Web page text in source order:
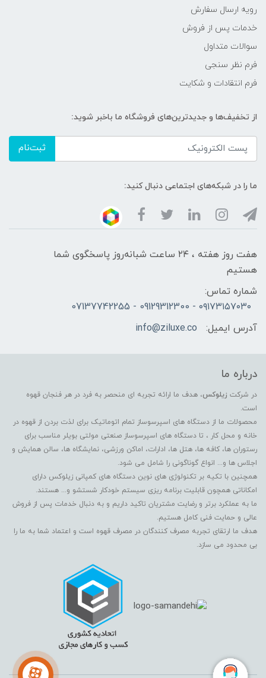
رویه ارسال سفارش
خدمات پس از فروش
سوالات متداول
فرم نظر سنجی
فرم انتقادات و شکایت
از تخفیف‌ها و جدیدترین‌های فروشگاه ما باخبر شوید:
ثبت‌نام
ما را در شبکه‌های اجتماعی دنبال کنید:
هفت روز هفته ، ۲۴ ساعت شبانه‌روز پاسخگوی شما
هستیم
شماره تماس:
۰۹۱۷۳۱۵۷۰۳۰ - 09129312300 - 07137742255
آدرس ایمیل:
info@ziluxe.co
درباره ما
در شرکت زیلوکس، هدف ما ارائه تجربه ای منحصر به فرد در هر فنجان قهوه
است.
محصولات ما از دستگاه های اسپرسوساز تمام اتوماتیک برای لذت بردن از قهوه در
خانه و محل کار ، تا دستگاه های اسپرسوساز صنعتی مولتی بویلر مناسب برای
رستوران ها، کافه ها، هتل ها، ادارات، اماکن ورزشی، نمایشگاه ها، سالن همایش و
اجلاس ها و... انواع گوناگونی را شامل می شود.
همچنین با تکیه بر تکنولوژی های نوین دستگاه های کمپانی زیلوکس دارای
امکاناتی همچون قابلیت برنامه ریزی سیستم خودکار شستشو و... هستند.
ما به عملکرد برتر و رضایت مشتریان تاکید داریم و به دنبال خدمات پس از فروش
عالی و حمایت فنی کامل هستیم.
هدف ما ارتقای تجربه مصرف کنندگان در مصرف قهوه است و اعتماد شما به ما را
بی محدود می سازد.